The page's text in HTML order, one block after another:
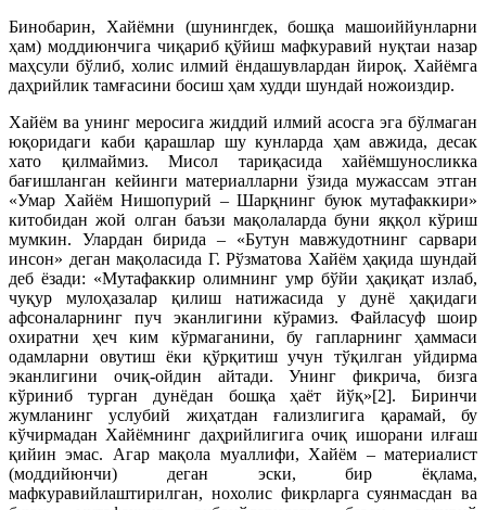
Бинобарин, Хайёмни (шунингдек, бошқа машоиййунларни
ҳам) моддиюнчига чиқариб қўйиш мафкуравий нуқтаи назар
маҳсули бўлиб, холис илмий ёндашувлардан йироқ. Хайёмга
даҳрийлик тамғасини босиш ҳам худди шундай ножоиздир.
Хайём ва унинг меросига жиддий илмий асосга эга бўлмаган
юқоридаги каби қарашлар шу кунларда ҳам авжида, десак
хато қилмаймиз. Мисол тариқасида хайёмшуносликка
бағишланган кейинги материалларни ўзида мужассам этган
«Умар Хайём Нишопурий – Шарқнинг буюк мутафаккири»
китобидан жой олган баъзи мақолаларда буни яққол кўриш
мумкин. Улардан бирида – «Бутун мавжудотнинг сарвари
инсон» деган мақоласида Г. Рўзматова Хайём ҳақида шундай
деб ёзади: «Мутафаккир олимнинг умр бўйи ҳақиқат излаб,
чуқур мулоҳазалар қилиш натижасида у дунё ҳақидаги
афсоналарнинг пуч эканлигини кўрамиз. Файласуф шоир
охиратни ҳеч ким кўрмаганини, бу гапларнинг ҳаммаси
одамларни овутиш ёки қўрқитиш учун тўқилган уйдирма
эканлигини очиқ-ойдин айтади. Унинг фикрича, бизга
кўриниб турган дунёдан бошқа ҳаёт йўқ»[2]. Биринчи
жумланинг услубий жиҳатдан ғализлигига қарамай, бу
кўчирмадан Хайёмнинг даҳрийлигига очиқ ишорани илғаш
қийин эмас. Агар мақола муаллифи, Хайём – материалист
(моддийюнчи) деган эски, бир ёқлама,
мафкуравийлаштирилган, нохолис фикрларга суянмасдан ва